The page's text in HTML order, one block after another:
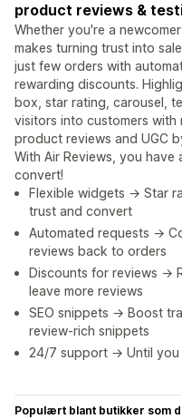
product reviews &
Whether you're a
makes turning trust into
just few orders with
rewarding discounts.
box, star rating, carousel,
visitors into customers
product reviews and UGC
With Air Reviews, you
convert!
Flexible widgets → Star
trust and convert
Automated requests →
reviews back to orders
Discounts for reviews →
leave more reviews
SEO snippets → Boost
review-rich snippets
24/7 support → Until
Populært blant butikker som